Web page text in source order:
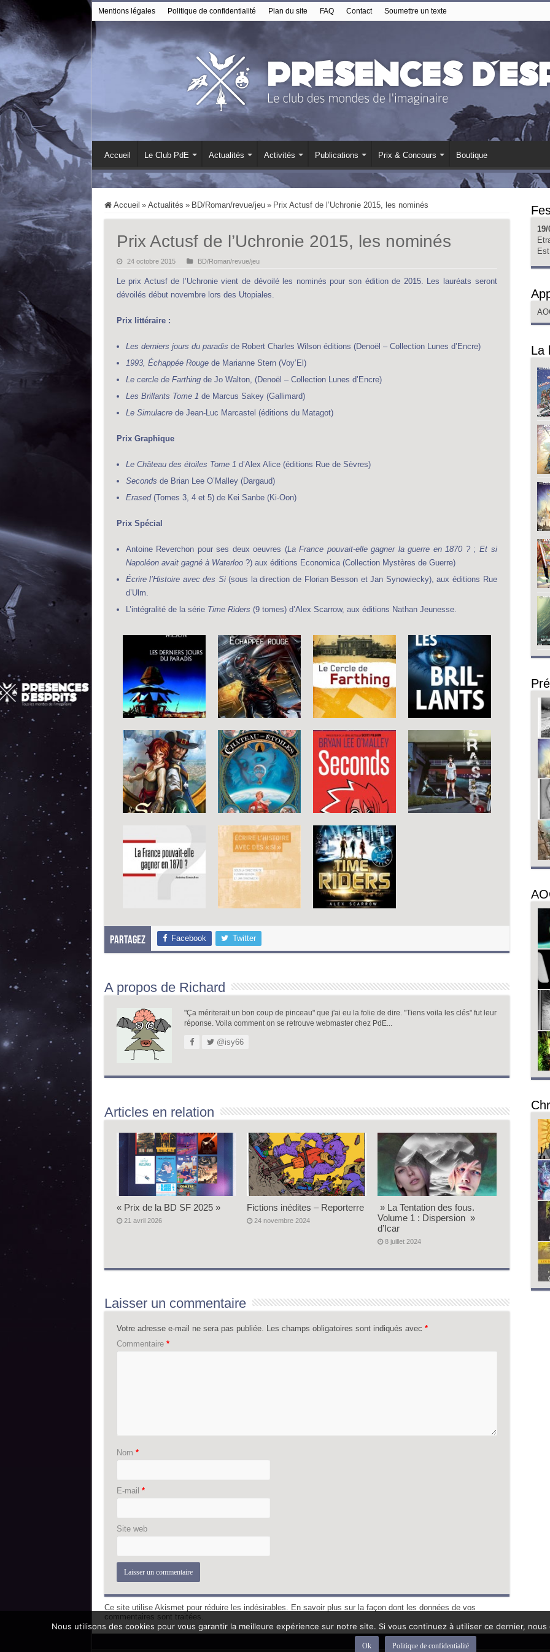
Mentions légales Politique de confidentialité Plan du site FAQ Contact Soumettre un texte
Accueil Le Club PdE Actualités Activités Publications Prix & Concours Boutique
Accueil » Actualités » BD/Roman/revue/jeu » Prix Actusf de l’Uchronie 2015, les nominés
Prix Actusf de l’Uchronie 2015, les nominés
24 octobre 2015 BD/Roman/revue/jeu
Le prix Actusf de l’Uchronie vient de dévoilé les nominés pour son édition de 2015. Les lauréats seront
dévoilés début novembre lors des Utopiales.
Prix littéraire :
Les derniers jours du paradis de Robert Charles Wilson éditions (Denoël – Collection Lunes d’Encre)
1993, Échappée Rougede Marianne Stern (Voy’El)
Le cercle de Farthingde Jo Walton, (Denoël – Collection Lunes d’Encre)
Les Brillants Tome 1 de Marcus Sakey (Gallimard)
Le Simulacrede Jean-Luc Marcastel (éditions du Matagot)
Prix Graphique
Le Château des étoiles Tome 1 d’Alex Alice (éditions Rue de Sèvres)
Seconds de Brian Lee O’Malley (Dargaud)
Erased(Tomes 3, 4 et 5) de Kei Sanbe (Ki-Oon)
Prix Spécial
Antoine Reverchon pour ses deux oeuvres (La France pouvait-elle gagner la guerre en 1870 ?; Et si
Napoléon avait gagné à Waterloo?) aux éditions Economica (Collection Mystères de Guerre)
Écrire l’Histoire avec des Si(sous la direction de Florian Besson et Jan Synowiecky), aux éditions Rue
d’Ulm.
L’intégralité de la série Time Riders (9 tomes) d’Alex Scarrow, aux éditions Nathan Jeunesse.
Partagez Facebook Twitter
A propos de Richard
"Ça mériterait un bon coup de pinceau" que j'ai eu la folie de dire. "Tiens voila les clés" fut leur
réponse. Voila comment on se retrouve webmaster chez PdE...
@isy66
Articles en relation
« Prix de la BD SF 2025 »
21 avril 2026
Fictions inédites – Reporterre
24 novembre 2024
» La Tentation des fous.
Volume 1 : Dispersion »
d’Icar
8 juillet 2024
Laisser un commentaire
Votre adresse e-mail ne sera pas publiée. Les champs obligatoires sont indiqués avec *
Commentaire *
Nom *
E-mail *
Site web
Ce site utilise Akismet pour réduire les indésirables. En savoir plus sur la façon dont les données de vos
commentaires sont traitées.
19/
Est
La
Nous utilisons des cookies pour vous garantir la meilleure expérience sur notre site. Si vous continuez à utiliser ce dernier,
Ok Politique de confidentialité